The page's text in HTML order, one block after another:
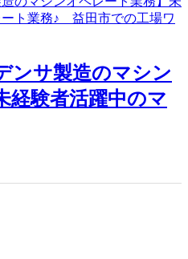
ンサ製造のマシン
経験者活躍中のマ